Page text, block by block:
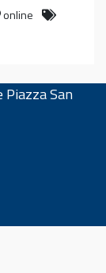
online
San